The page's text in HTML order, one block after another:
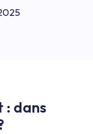
: dans